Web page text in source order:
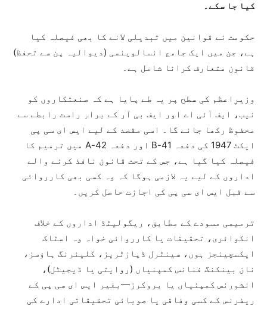
کیا جا سکے۔
حکومت نے قوانین میں تبدیلی لانے کا بھی فیصلہ کیا
ہے، جن میں ایک جامع انسالوینسی (دیوالیہ پن سے تحفظ)
قانون متعارف کرانا شامل ہے۔
وزیرِاعظم کی سطح پر یہ طے پایا ہے کہ صنعتکاروں کو
نیب، ایف آئی اے اور ایف بی آر کے براہِ راست رابطے سے
محفوظ رکھا جائے گا۔ اسی مقصد کے لیے ایس ای سی پی
ایکٹ 1947 کی دفعہ 41-B اور دفعہ 42-A میں ترمیم کا
فیصلہ کیا گیا ہے، جس کے تحت قانون نافذ کرنے والے
اداروں کے لیے یہ لازمی ہوگا کہ وہ کسی بھی کارروائی
سے قبل ایس ای سی پی کی اجازت حاصل کریں۔
ترمیمی مسودے کے مطابق، ریگولیٹڈ اداروں کے خلاف
انکوائری، تحقیقات یا کارروائی خواہ وہ اسٹاک
ایکسچینجز ہوں، سینٹرل ڈپازٹریز، کلیئرنگ ہاؤسز،
نان بینکنگ فنانس کمپنیاں (روایتی یا ڈیجیٹل)،
انشورنس کمپنیاں یا بروکرز—بغیر ایس ای سی پی کے
ریفرنس کے کسی وفاقی یا صوبائی تحقیقاتی ادارے کی